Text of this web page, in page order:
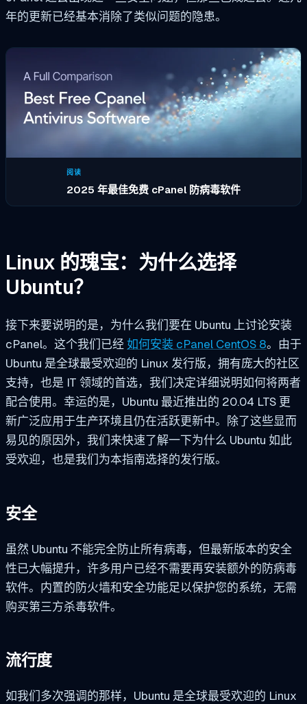
年的更新已经基本消除了类似问题的隐患。
阅读
2025 年最佳免费 cPanel 防病毒软件
Linux 的瑰宝：为什么选择
Ubuntu？
接下来要说明的是，为什么我们要在 Ubuntu 上讨论安装
cPanel。这个我们已经如何安装 cPanel CentOS 8。由于
Ubuntu 是全球最受欢迎的 Linux 发行版，拥有庞大的社区
支持，也是 IT 领域的首选，我们决定详细说明如何将两者
配合使用。幸运的是，Ubuntu 最近推出的 20.04 LTS 更
新广泛应用于生产环境且仍在活跃更新中。除了这些显而
易见的原因外，我们来快速了解一下为什么 Ubuntu 如此
受欢迎，也是我们为本指南选择的发行版。
安全
虽然 Ubuntu 不能完全防止所有病毒，但最新版本的安全
性已大幅提升，许多用户已经不需要再安装额外的防病毒
软件。内置的防火墙和安全功能足以保护您的系统，无需
购买第三方杀毒软件。
流行度
如我们多次强调的那样，Ubuntu 是全球最受欢迎的 Linux